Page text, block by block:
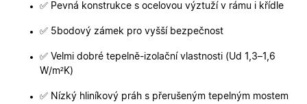
✅ Pevná konstrukce s ocelovou výztuží v rámu i křídle
✅ 5bodový zámek pro vyšší bezpečnost
✅ Velmi dobré tepelně-izolační vlastnosti (Ud 1,3–1,6
W/m²K)
✅ Nízký hliníkový práh s přerušeným tepelným mostem